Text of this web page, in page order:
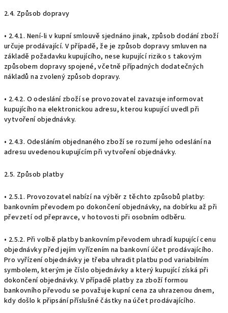
2.4. Způsob dopravy
• 2.4.1. Není-li v kupní smlouvě sjednáno jinak, způsob dodání zboží
určuje prodávající. V případě, že je způsob dopravy smluven na
základě požadavku kupujícího, nese kupující riziko s takovým
způsobem dopravy spojené, včetně případných dodatečných
nákladů na zvolený způsob dopravy.
• 2.4.2. O odeslání zboží se provozovatel zavazuje informovat
kupujícího na elektronickou adresu, kterou kupující uvedl při
vytvoření objednávky.
• 2.4.3. Odesláním objednaného zboží se rozumí jeho odeslání na
adresu uvedenou kupujícím při vytvoření objednávky.
2.5. Způsob platby
• 2.5.1. Provozovatel nabízí na výběr z těchto způsobů platby:
bankovním převodem po dokončení objednávky, na dobírku až při
převzetí od přepravce, v hotovosti při osobním odběru.
• 2.5.2. Při volbě platby bankovním převodem uhradí kupující cenu
objednávky před jejím vyřízením na bankovní účet prodávajícího.
Pro vyřízení objednávky je třeba uhradit platbu pod variabilním
symbolem, kterým je číslo objednávky a který kupující získá při
dokončení objednávky. V případě platby za zboží formou
bankovního převodu se považuje kupní cena za uhrazenou dnem,
kdy došlo k připsání příslušné částky na účet prodávajícího.